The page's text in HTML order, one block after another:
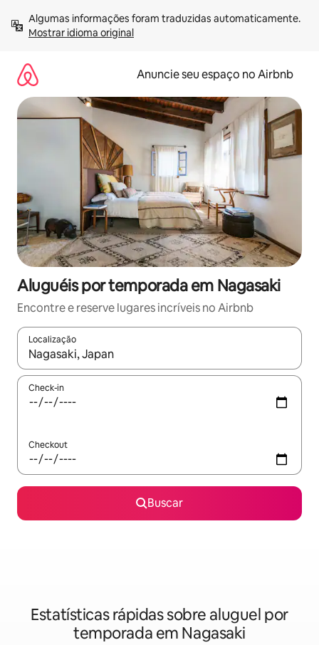
para
Mostrar idioma original
Anuncie seu espaço no Airbnb
Aluguéis por temporada em Nagasaki
Encontre e reserve lugares incríveis no Airbnb
Localização
Quando os resultados estiverem disponíveis, explore-os
Check-in
Checkout
Buscar
Estatísticas rápidas sobre aluguel por
temporada em Nagasaki